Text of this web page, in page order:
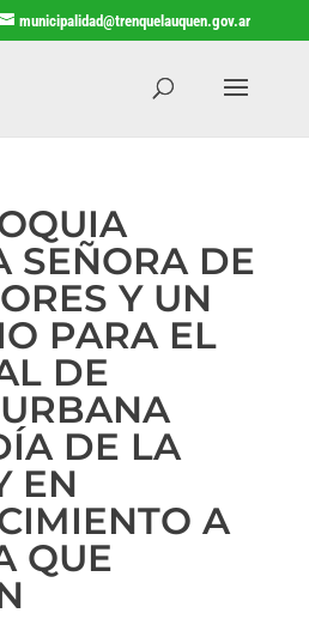
municipalidad@trenquelauquen.gov.ar
SEÑORA DE
Y UN
PARA EL
DE
DE LA
EN
A
QUE